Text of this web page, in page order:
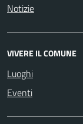
Notizie
VIVERE IL COMUNE
Luoghi
Eventi